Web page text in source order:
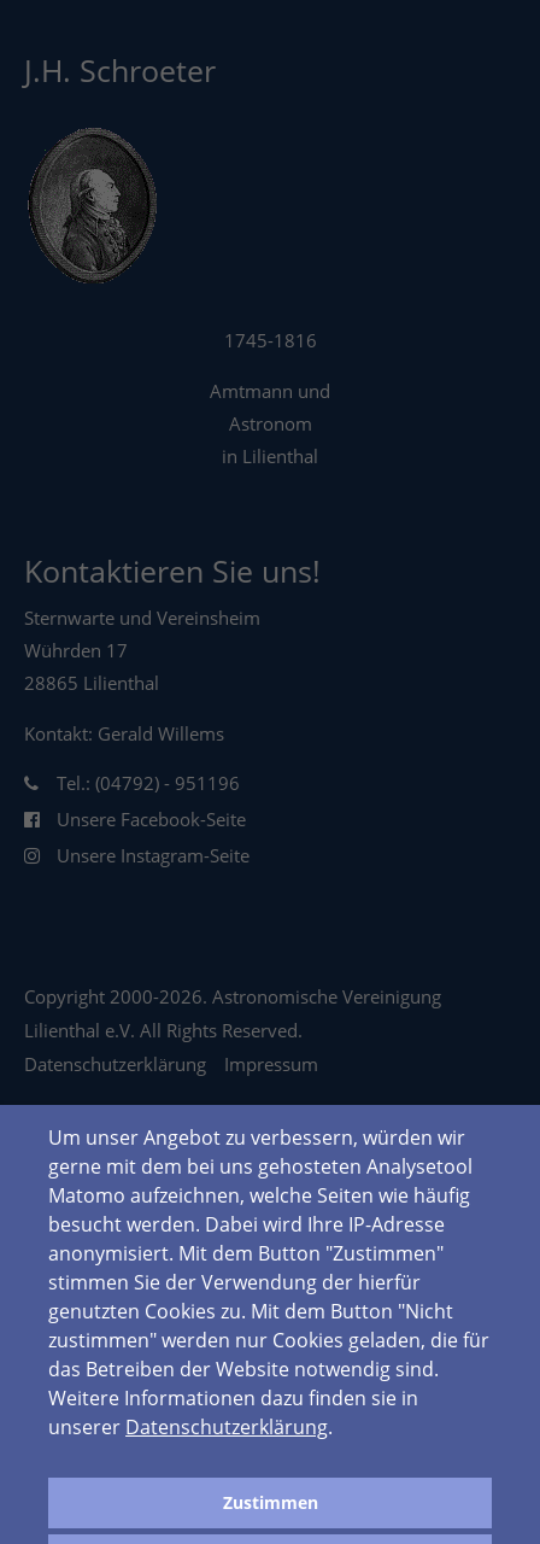
J.H. Schroeter
1745-1816
Amtmann und
Astronom
in Lilienthal
Kontaktieren Sie uns!
Sternwarte und Vereinsheim
Wührden 17
28865 Lilienthal
Kontakt: Gerald Willems
Tel.: (04792) - 951196
Unsere Facebook-Seite
Unsere Instagram-Seite
Copyright 2000-2026. Astronomische Vereinigung
Lilienthal e.V. All Rights Reserved.
Datenschutzerklärung
Impressum
Um unser Angebot zu verbessern, würden wir
gerne mit dem bei uns gehosteten Analysetool
Matomo aufzeichnen, welche Seiten wie häufig
besucht werden. Dabei wird Ihre IP-Adresse
anonymisiert. Mit dem Button "Zustimmen"
stimmen Sie der Verwendung der hierfür
genutzten Cookies zu. Mit dem Button "Nicht
zustimmen" werden nur Cookies geladen, die für
das Betreiben der Website notwendig sind.
Weitere Informationen dazu finden sie in
unserer Datenschutzerklärung.
Zustimmen